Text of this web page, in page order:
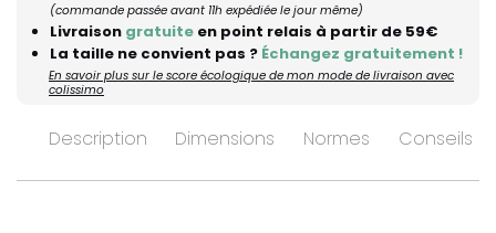
(commande passée avant 11h expédiée le jour même)
Livraison gratuite en point relais à partir de 59€
La taille ne convient pas ? Échangez gratuitement !
En savoir plus sur le score écologique de mon mode de livraison avec
colissimo
Description Dimensions Normes Conseils